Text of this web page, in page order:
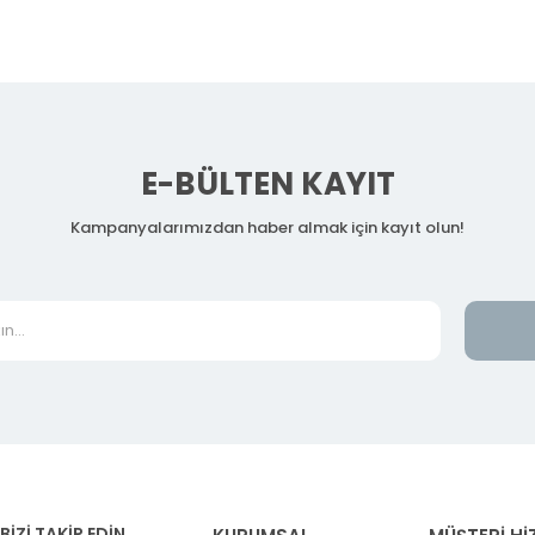
E-BÜLTEN KAYIT
Kampanyalarımızdan haber almak için kayıt olun!